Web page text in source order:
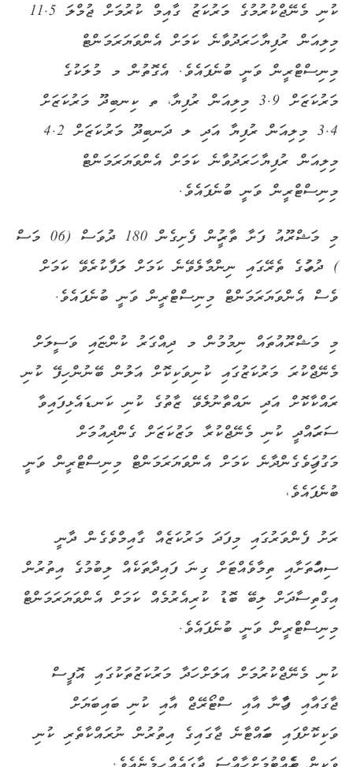
ކުނި މެނޭޖްކުރުމުގެ މަރުކަޒު ގާއިމް ކުރުމަށް ޖުމްލަ 11.5
މިލިއަން ރުފިޔާ ހަރަދުވާނެ ކަމަށް އެންވަޔަރަމަންޓް
މިނިސްޓްރީން ވަނީ ބުނެފައެވެ. އެގޮތުން މ މުލަކުގެ
މަރުކަޒަށް 3.9 މިލިއަން ރުފިޔާ، ތ ކިނބިދޫ މަރުކަޒަށް
3.4 މިލިއަން ރުފިޔާ އަދި ލ ދަނބިދޫ މަރުކަޒަށް 4.2
މިލިއަން ރުފިޔާ ހަރަދުވާނެ ކަމަށް އެންވަޔަރަމަންޓް
މިނިސްޓްރީން ވަނީ ބުނެފައެވެ.
މި މަޝްރޫއު ފަށާ ތާރީހުން ފެށިގެން 180 ދުވަސް (06 މަސް
) ދުވަހުގެ ތެރޭގައި ނިންމާލެވޭނެ ކަމަށް ލަފާކުރެވޭ ކަމަށް
ވެސް އެންވަޔަރަމަންޓް މިނިސްޓްރީން ވަނީ ބުނެފައެވެ.
މި މަޝްރޫއުތައް ނިމުމުން މ ދިއްގަރު ކުންޏައި ވަސީލަށް
މެނޭޖްކުރަ މަރުކަޒުގައި ކުނިވަކިކޮށް އަލުން ބޭނުން ހިފޭ ކުނި
ރައްކާކޮށް އަދި ނައްތާނުލެވޭ ޒާތުގެ ކުނި ކަނޑައެޅިފައިވާ
ސަރަހައްދީ ކުނި މެނޭޖްކުރާ މަޒުކަޒަށް ގެންދިއުމަށް
މަގުފަހިވެގެންދާނެ ކަމަށް އެންވަޔަރަމަންޓް މިނިސްޓްރީން ވަނީ
ބުނެފައެވެ،
ރަށު ފެންވަރުގައި މިފަދަ މަރުކަޒެއް ގާއިމްވެގެން ދާނީ
ސިއްހަތަށާއި ތިމާވެއްޓަށް ގިނަ ފައިދާތަކެއް ލިބުމުގެ އިތުރުން
އިގްތިސާދަށް ލިބޭ ބޮޑު ކުރިއެރުމެއް ކަމަށް އެންވަޔަރަމަންޓް
މިނިސްޓްރީން ވަނީ ބުނެފައެވެ.
ކުނި މެނޭޖްކުރުމަށް އަލަށް ހަދާ މަރުކަޒުތަކުގައި އޮފީސް
ޖާގައާއި ފާހާނާ އާއި ސްޓޯރޭޖް އާއި ކުނި ބައިބަޔަށް
ވަކިކޮށްފައި ބަހައްޓާނެ ޖާގައިގެ އިތުރުން ނުރައްކާތެރި ކުނި